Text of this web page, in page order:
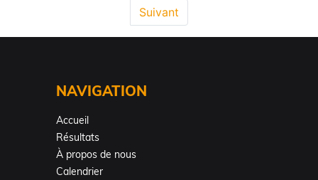
Suivant
NAVIGATION
Accueil
Résultats
À propos de nous
Calendrier